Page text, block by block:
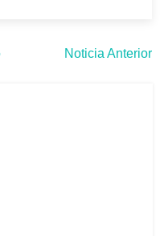
Noticia Anterior